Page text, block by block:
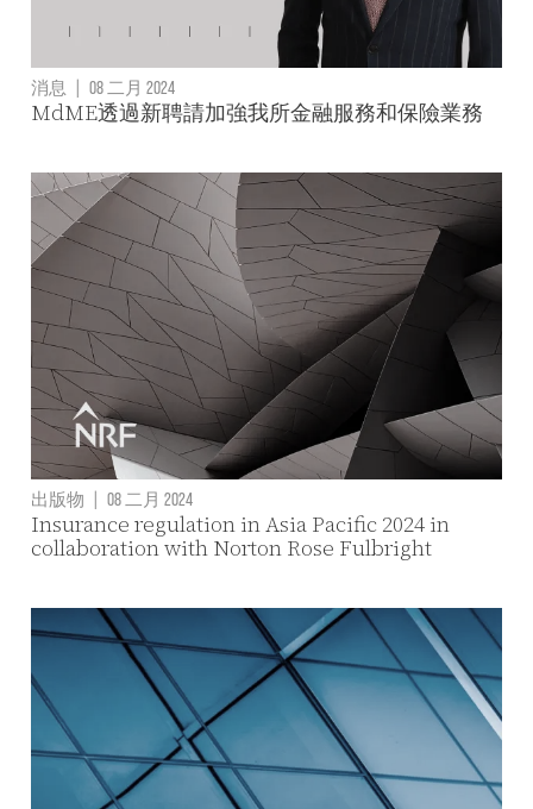
消息 | 08 二月 2024
MdME透過新聘請加強我所金融服務和保險業務
出版物 | 08 二月 2024
Insurance regulation in Asia Pacific 2024 in
collaboration with Norton Rose Fulbright